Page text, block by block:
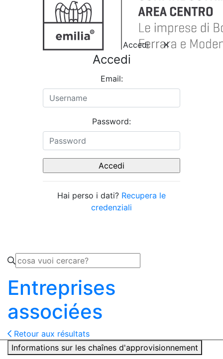
Accedi
Accedi
Email:
Password:
Hai perso i dati? Recupera le
credenziali
Entreprises
associées
Retour aux résultats
Informations sur les chaînes d'approvisionnement